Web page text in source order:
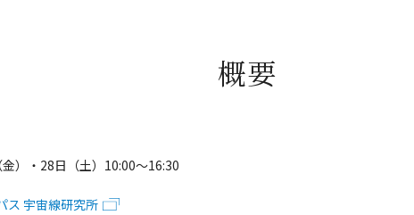
概要
）・28日（土）10:00〜16:30
ス 宇宙線研究所